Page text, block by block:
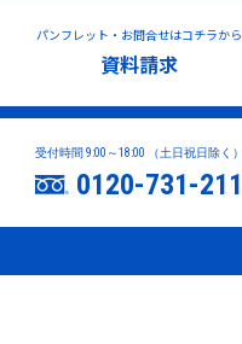
パンフレット・お問合せはコチラから
資料請求
受付時間 9:00～18:00 （土日祝日除く）
0120-731-211